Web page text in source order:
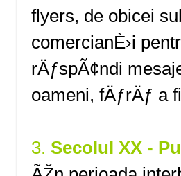
flyers, de obicei
comercianÈ›i
rÄƒspÃ¢ndi
oameni, fÄƒrÄƒ a
3. Secolul XX -